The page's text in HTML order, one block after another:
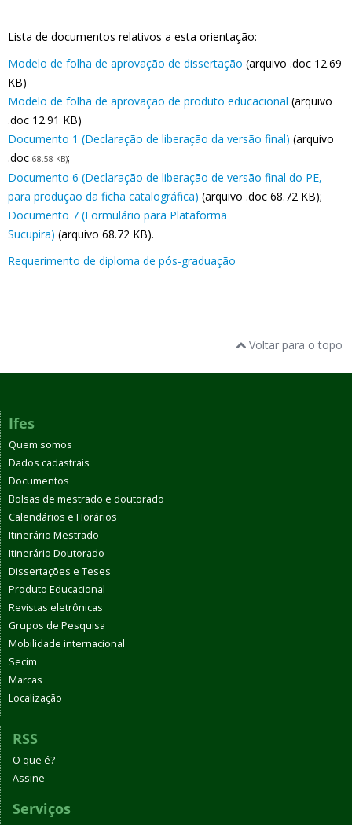
Lista de documentos relativos a esta orientação:
Modelo de folha de aprovação de dissertação (arquivo .doc 12.69
KB)
Modelo de folha de aprovação de produto educacional (arquivo
.doc 12.91 KB)
Documento 1 (Declaração de liberação da versão final) (arquivo
.doc 68.58 KB);
Documento 6 (Declaração de liberação de versão final do PE,
para produção da ficha catalográfica) (arquivo .doc 68.72 KB);
Documento 7 (Formulário para Plataforma
Sucupira) (arquivo 68.72 KB).
Requerimento de diploma de pós-graduação
Voltar para o topo
Ifes
Quem somos
Dados cadastrais
Documentos
Bolsas de mestrado e doutorado
Calendários e Horários
Itinerário Mestrado
Itinerário Doutorado
Dissertações e Teses
Produto Educacional
Revistas eletrônicas
Grupos de Pesquisa
Mobilidade internacional
Secim
Marcas
Localização
RSS
O que é?
Assine
Serviços